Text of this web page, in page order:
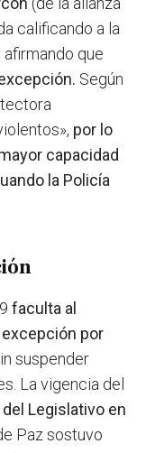
calificando a la
afirmando que
Según
por lo
capacidad
la Policía
faculta al
por
suspender
La vigencia del
Legislativo en
Paz sostuvo